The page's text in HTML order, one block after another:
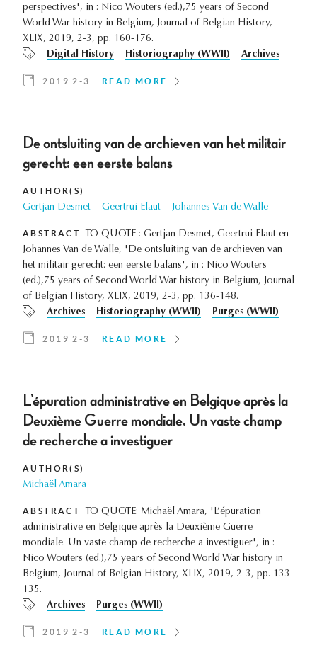
perspectives', in : Nico Wouters (ed.),75 years of Second
World War history in Belgium, Journal of Belgian History,
XLIX, 2019, 2-3, pp. 160-176.
Digital History
Historiography (WWII) Archives
2019 2-3 READ MORE
De ontsluiting van de archieven van het militair
gerecht: een eerste balans
AUTHOR(S)
Gertjan Desmet Geertrui Elaut Johannes Van de Walle
ABSTRACT
TO QUOTE : Gertjan Desmet, Geertrui Elaut en
Johannes Van de Walle, 'De ontsluiting van de archieven van
het militair gerecht: een eerste balans', in : Nico Wouters
(ed.),75 years of Second World War history in Belgium, Journal
of Belgian History, XLIX, 2019, 2-3, pp. 136-148.
Archives
Historiography (WWII) Purges (WWII)
2019 2-3 READ MORE
L’épuration administrative en Belgique après la
Deuxième Guerre mondiale. Un vaste champ
de recherche a investiguer
AUTHOR(S)
Michaël Amara
ABSTRACT
TO QUOTE: Michaël Amara, 'L’épuration
administrative en Belgique après la Deuxième Guerre
mondiale. Un vaste champ de recherche a investiguer', in :
Nico Wouters (ed.),75 years of Second World War history in
Belgium, Journal of Belgian History, XLIX, 2019, 2-3, pp. 133-
135.
Archives
Purges (WWII)
2019 2-3 READ MORE